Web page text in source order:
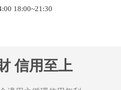
18:00~21:30
信用至上